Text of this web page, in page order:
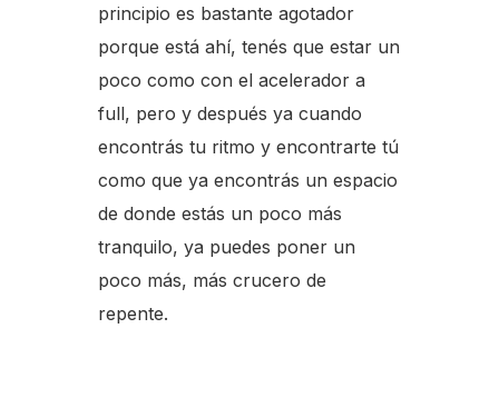
principio es bastante agotador
porque está ahí, tenés que estar un
poco como con el acelerador a
full, pero y después ya cuando
encontrás tu ritmo y encontrarte tú
como que ya encontrás un espacio
de donde estás un poco más
tranquilo, ya puedes poner un
poco más, más crucero de
repente.